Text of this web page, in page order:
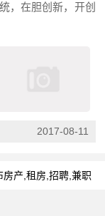
，在胆创新，开创
2017-08-11
产,租房,招聘,兼职